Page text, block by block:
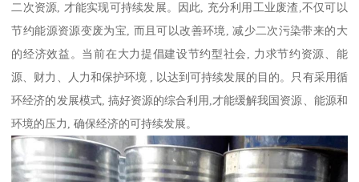
二次资源, 才能实现可持续发展。因此, 充分利用工业废渣,不仅可以
节约能源资源变废为宝, 而且可以改善环境, 减少二次污染带来的大
的经济效益。当前在大力提倡建设节约型社会, 力求节约资源、能
源、财力、人力和保护环境 , 以达到可持续发展的目的。只有采用循
环经济的发展模式, 搞好资源的综合利用,才能缓解我国资源、能源和
环境的压力, 确保经济的可持续发展。